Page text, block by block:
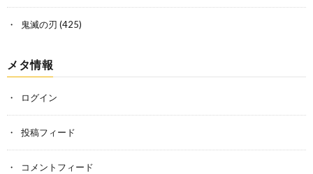
鬼滅の刃 (425)
メタ情報
ログイン
投稿フィード
コメントフィード